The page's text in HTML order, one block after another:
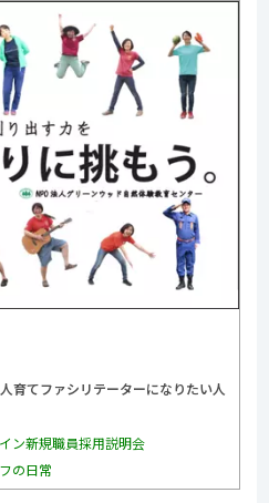
育てファシリテーターになりたい人
ン新規職員採用説明会
の日常